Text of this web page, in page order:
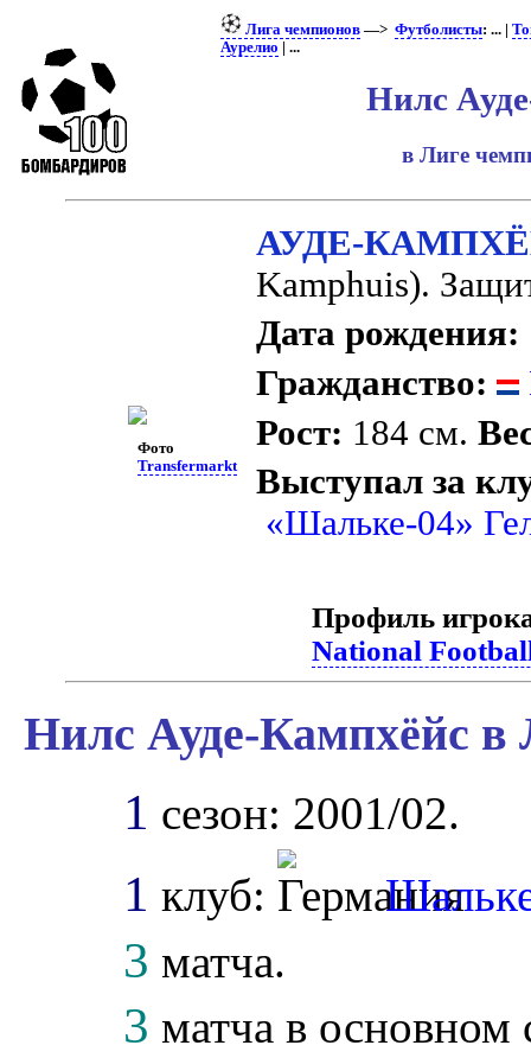
Лига чемпионов—> Футболисты: ... |
Аурелио | ...
Нилс
в Лиге
Фото
Transfermarkt
АУДЕ-
Kamphuis).
Дата рождения:
Гражданство:
Рост: 184 см.
Выступал за
«Шальке-04»
Профиль
National
Нилс Ауде-Кампхёйс в
1 сезон: 2001/02.
1 клуб:
3 матча.
3 матча в основном